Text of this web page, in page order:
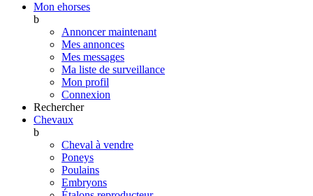
Mon ehorses
b
Annoncer maintenant
Mes annonces
Mes messages
Ma liste de surveillance
Mon profil
Connexion
Rechercher
Chevaux
b
Cheval à vendre
Poneys
Poulains
Embryons